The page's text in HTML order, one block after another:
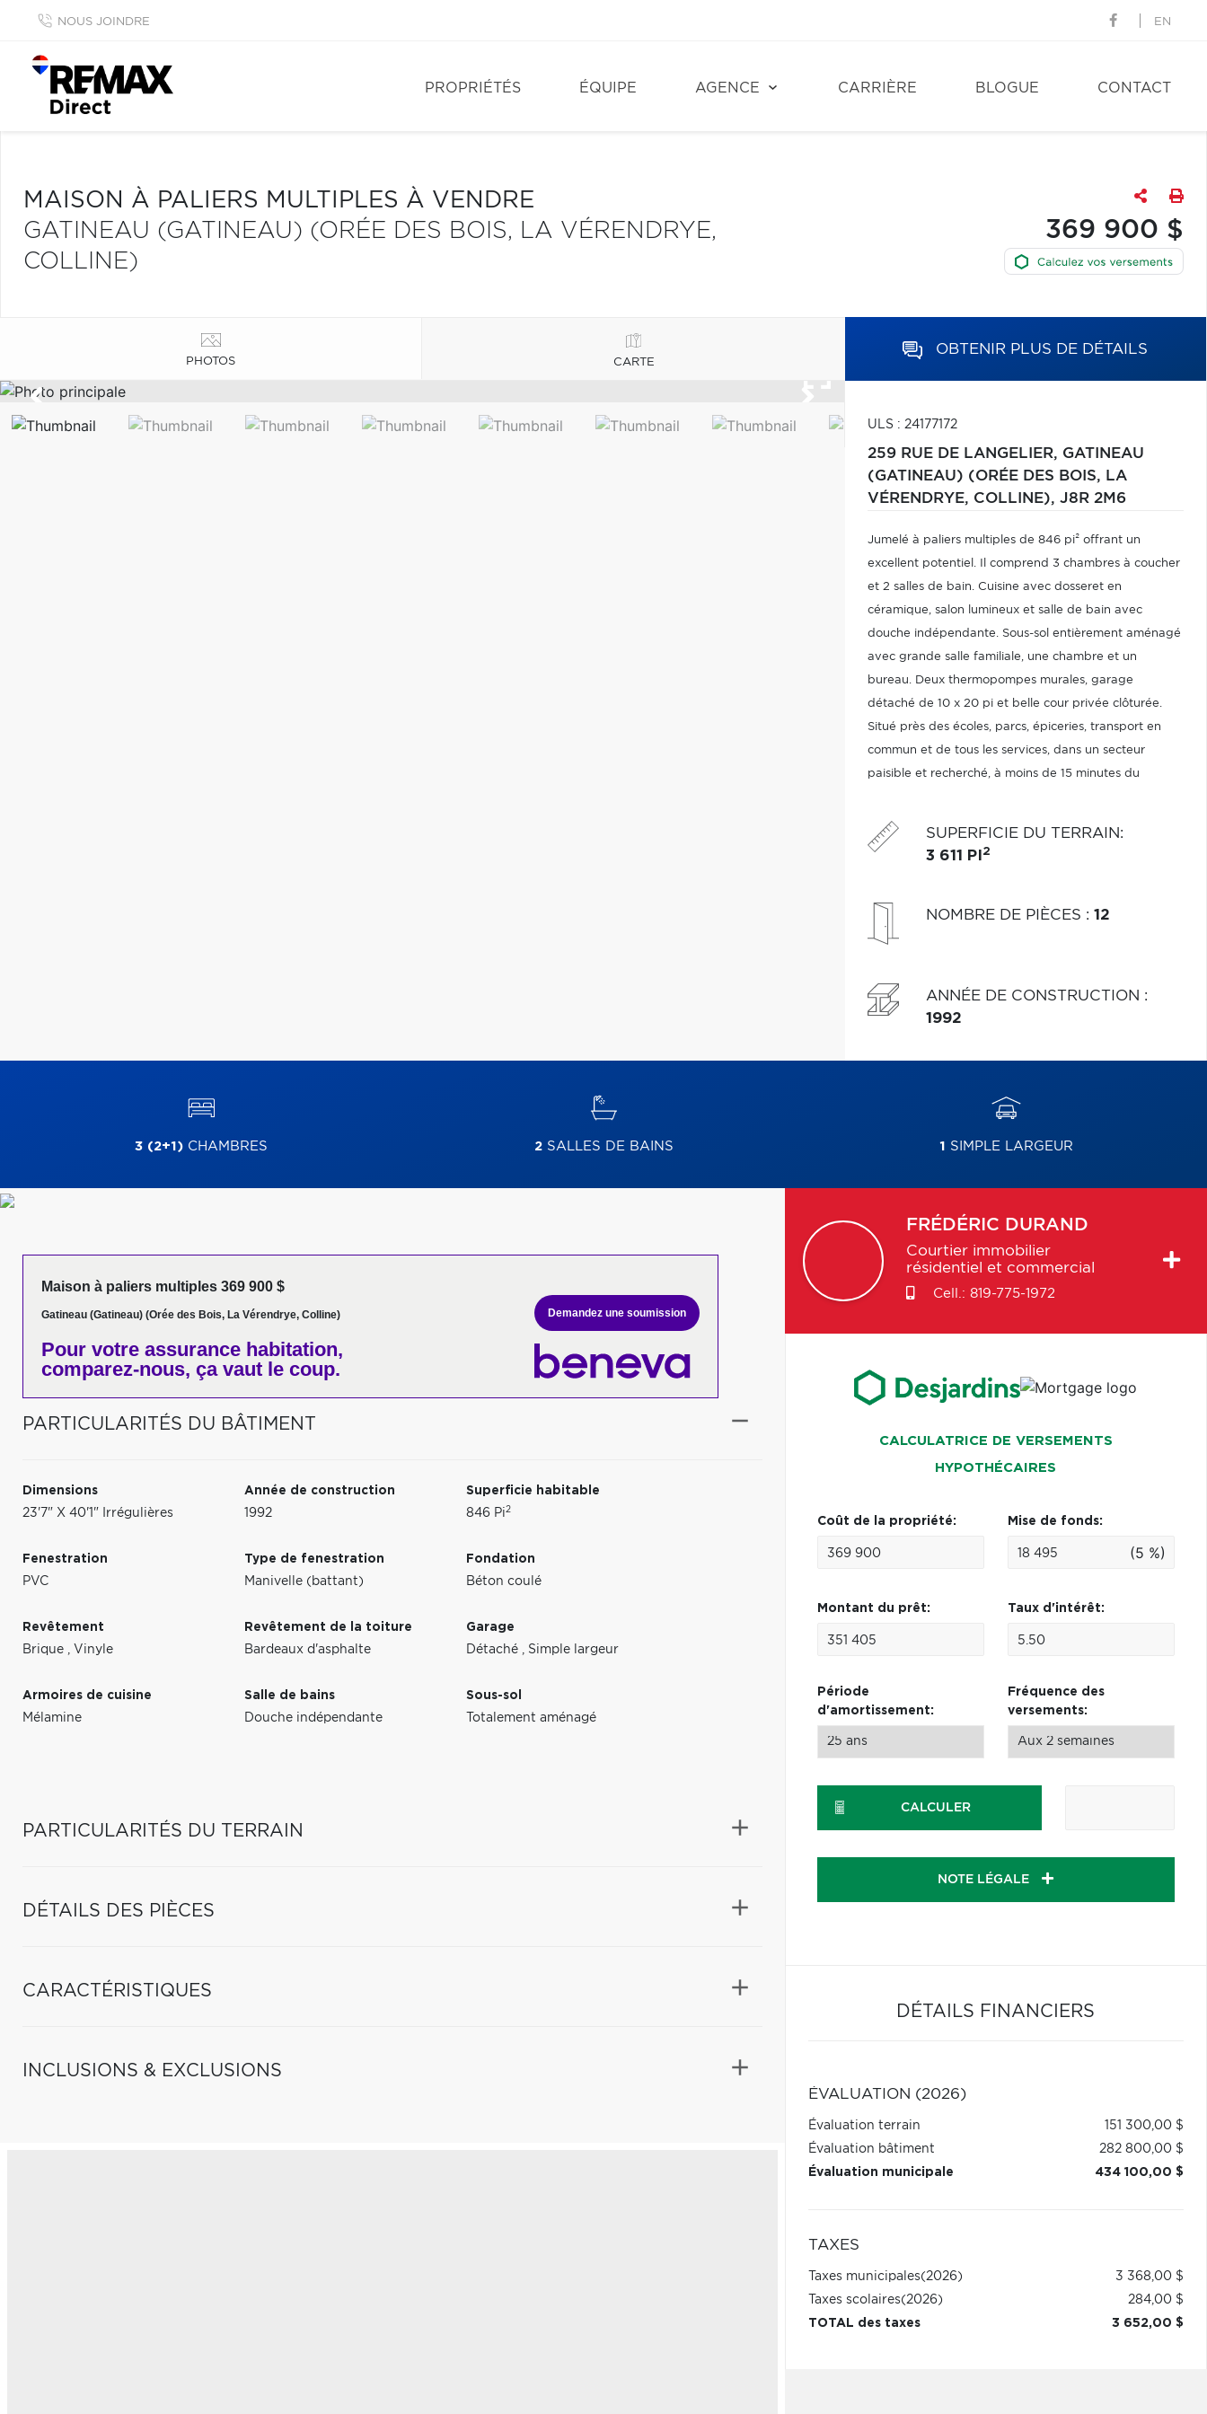
NOUS JOINDRE EN
PROPRIÉTÉS ÉQUIPE AGENCE CARRIÈRE BLOGUE CONTACT
MAISON À PALIERS MULTIPLES À VENDRE
GATINEAU (GATINEAU) (ORÉE DES BOIS, LA VÉRENDRYE,
COLLINE)
369 900 $
PHOTOS CARTE
OBTENIR PLUS DE DÉTAILS
ULS : 24177172
259 RUE DE LANGELIER, GATINEAU
(GATINEAU) (ORÉE DES BOIS, LA
VÉRENDRYE, COLLINE), J8R 2M6
Jumelé à paliers multiples de 846 pi² offrant un
excellent potentiel. Il comprend 3 chambres à coucher
et 2 salles de bain. Cuisine avec dosseret en
céramique, salon lumineux et salle de bain avec
douche indépendante. Sous-sol entièrement aménagé
avec grande salle familiale, une chambre et un
bureau. Deux thermopompes murales, garage
détaché de 10 x 20 pi et belle cour privée clôturée.
Situé près des écoles, parcs, épiceries, transport en
commun et de tous les services, dans un secteur
paisible et recherché, à moins de 15 minutes du
SUPERFICIE DU TERRAIN:
3 611 PI 2
NOMBRE DE PIÈCES : 12
ANNÉE DE CONSTRUCTION :
1992
3 (2+1) CHAMBRES 2SALLES DE BAINS 1 SIMPLE LARGEUR
Maison à paliers multiples 369 900 $
Gatineau (Gatineau) (Orée des Bois, La Vérendrye, Colline)
Pour votre assurance habitation,
comparez-nous, ça vaut le coup.
Demandez une soumission
PARTICULARITÉS DU BÂTIMENT
Dimensions
23'7" X 40'1" Irrégulières
Année de construction
1992
Superficie habitable
846 Pi2
Fenestration
PVC
Type de fenestration
Manivelle (battant)
Fondation
Béton coulé
Revêtement
Brique , Vinyle
Revêtement de la toiture
Bardeaux d'asphalte
Garage
Détaché , Simple largeur
Armoires de cuisine
Mélamine
Salle de bains
Douche indépendante
Sous-sol
Totalement aménagé
PARTICULARITÉS DU TERRAIN
DÉTAILS DES PIÈCES
CARACTÉRISTIQUES
INCLUSIONS & EXCLUSIONS
FRÉDÉRIC DURAND
Courtier immobilier
résidentiel et commercial
Cell.: 819-775-1972
CALCULATRICE DE VERSEMENTS
HYPOTHÉCAIRES
Coût de la propriété: Mise de fonds:
(5 %)
Montant du prêt: Taux d'intérêt:
Période
d'amortissement:
Fréquence des
versements:
CALCULER
NOTE LÉGALE
DÉTAILS FINANCIERS
ÉVALUATION (2026)
Évaluation terrain
151 300,00 $
Évaluation bâtiment
282 800,00 $
Évaluation municipale
434 100,00 $
TAXES
Taxes municipales(2026)
3 368,00 $
Taxes scolaires(2026)
284,00 $
TOTAL des taxes
3 652,00 $